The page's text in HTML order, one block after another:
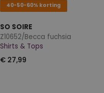
40-50-60% korting
SO SOIRE
Z10652/Becca fuchsia
Shirts & Tops
€ 27,99